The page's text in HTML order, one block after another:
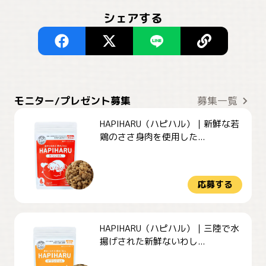
シェアする
モニター/プレゼント募集 募集一覧
HAPIHARU（ハピハル）｜新鮮な若
鶏のささ身肉を使用した...
応募する
HAPIHARU（ハピハル）｜三陸で水
揚げされた新鮮ないわし...